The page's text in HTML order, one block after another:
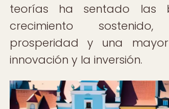
teorías ha sentado las
crecimiento
prosperidad y una
innovación y la inversión.